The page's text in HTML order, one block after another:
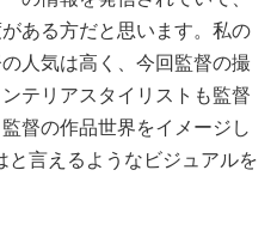
ある方だと思います。私の
人気は高く、今回監督の撮
テリアスタイリストも監督
督の作品世界をイメージし
言えるようなビジュアルを